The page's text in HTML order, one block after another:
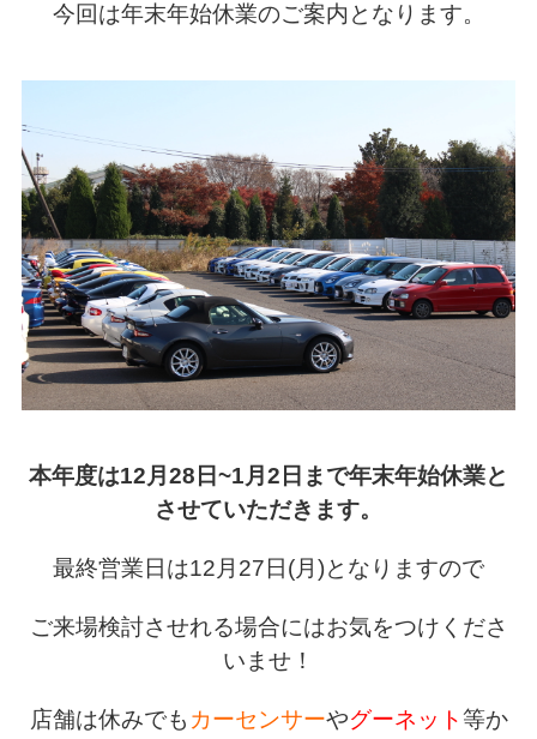
今回は年末年始休業のご案内となります。
本年度は12月28日~1月2日まで年末年始休業と
させていただきます。
最終営業日は12月27日(月)となりますので
ご来場検討させれる場合にはお気をつけくださ
いませ！
店舗は休みでも カーセンサーやグーネット等か